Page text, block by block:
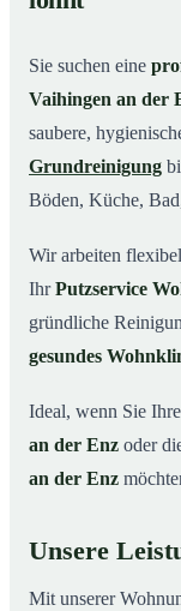
04So
05Typische
Umgebung
Jetzt
08So reinigen
Vaihingen
Sie suchen eine
Vaihingen an der
saubere,
Grundreinigung
Böden, Küche,
Wir arbeiten
IhrPutzservice
gründliche
gesundes
Ideal, wenn Sie Ihre
an der Enz oder
an der Enz
Unsere
Mit unserer